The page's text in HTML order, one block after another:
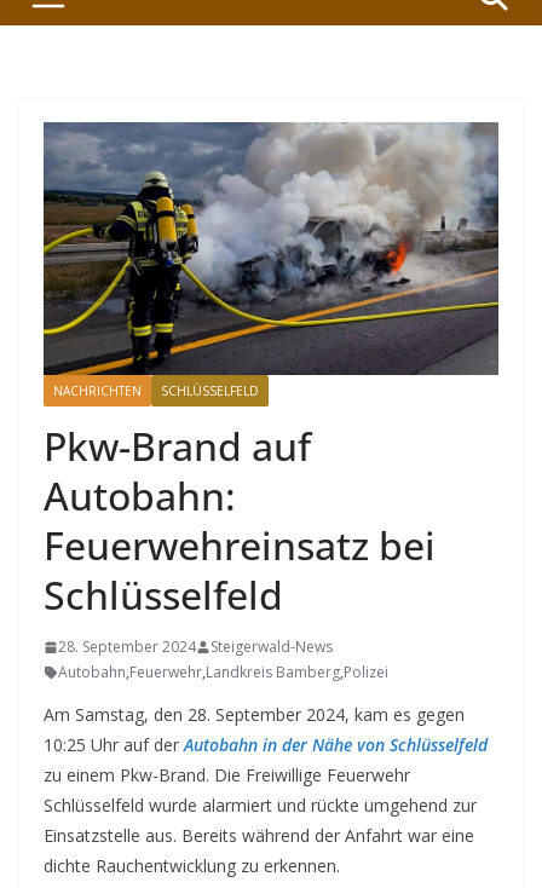
NACHRICHTEN SCHLÜSSELFELD
Pkw-Brand auf
Autobahn:
Feuerwehreinsatz bei
Schlüsselfeld
28. September 2024
Steigerwald-News
Autobahn,Feuerwehr,Landkreis Bamberg,Polizei
Am Samstag, den 28. September 2024, kam es gegen
10:25 Uhr auf derAutobahn in der Nähe von Schlüsselfeld
zu einem Pkw-Brand. Die Freiwillige Feuerwehr
Schlüsselfeld wurde alarmiert und rückte umgehend zur
Einsatzstelle aus. Bereits während der Anfahrt war eine
dichte Rauchentwicklung zu erkennen.